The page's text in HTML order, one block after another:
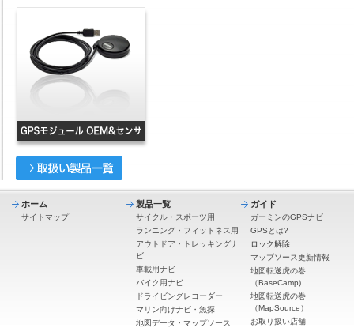
ホーム
サイトマップ
製品一覧
サイクル・スポーツ用
ランニング・フィットネス用
アウトドア・トレッキングナ
ビ
車載用ナビ
バイク用ナビ
ドライビングレコーダー
マリン向けナビ・魚探
地図データ・マップソース
ガイド
ガーミンのGPSナビ
GPSとは?
ロック解除
マップソース更新情報
地図転送虎の巻
（BaseCamp)
地図転送虎の巻
（MapSource）
お取り扱い店舗